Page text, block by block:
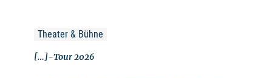
Theater & Bühne
[…]-Tour 2026